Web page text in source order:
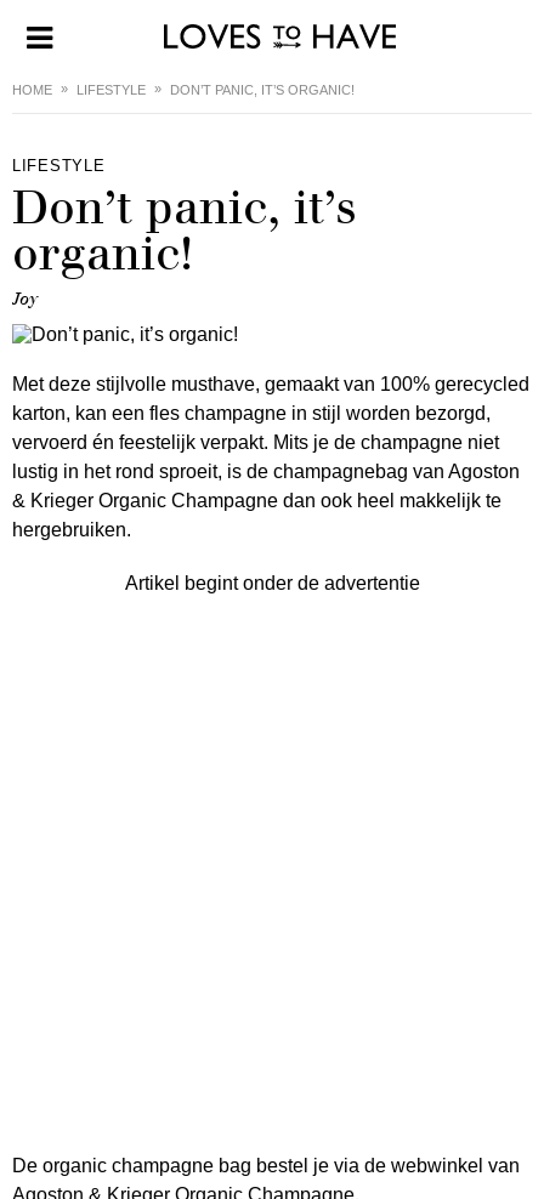
HOME LIFESTYLE DON’T PANIC, IT’S ORGANIC!
LIFESTYLE
Don’t panic, it’s
organic!
Joy
Met deze stijlvolle musthave, gemaakt van 100% gerecycled
karton, kan een fles champagne in stijl worden bezorgd,
vervoerd én feestelijk verpakt. Mits je de champagne niet
lustig in het rond sproeit, is de champagnebag van Agoston
& Krieger Organic Champagne dan ook heel makkelijk te
hergebruiken.
Artikel begint onder de advertentie
De organic champagne bag bestel je via de webwinkel van
Agoston & Krieger Organic Champagne.